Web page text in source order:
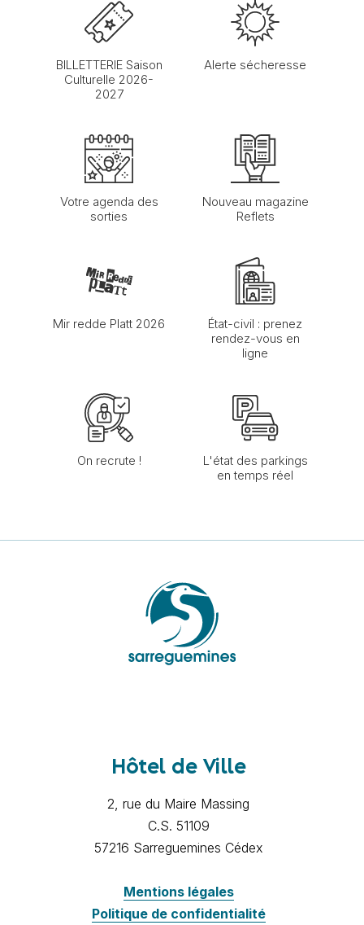
BILLETTERIE Saison
Culturelle 2026-
2027
Alerte sécheresse
Votre agenda des
sorties
Nouveau magazine
Reflets
Mir redde Platt 2026
État-civil : prenez
rendez-vous en
ligne
On recrute !
L'état des parkings
en temps réel
Hôtel de Ville
2, rue du Maire Massing
C.S. 51109
57216 Sarreguemines Cédex
Mentions légales
Politique de confidentialité